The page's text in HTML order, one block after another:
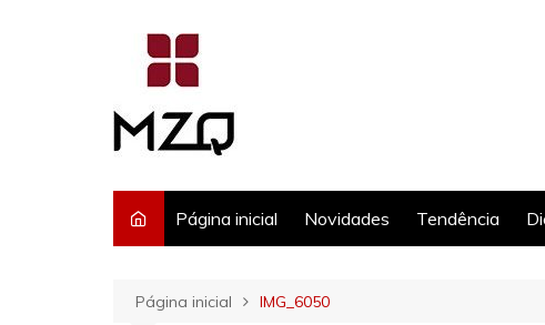
Página inicial Novidades Tendência
Página inicial IMG_6050